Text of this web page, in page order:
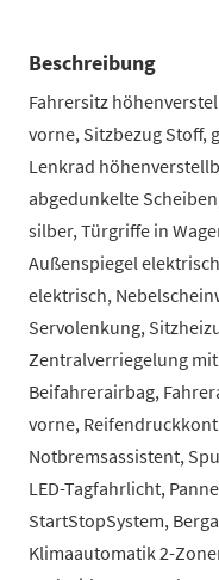
Beschreibung
Fahrersitz
vorne, Sitzbezug Stoff,
Lenkrad
abgedunkelte
silber, Türgriffe in
Außenspiegel
elektrisch,
Servolenkung,
Zentralverriegelung
Beifahrerairbag,
vorne,
Notbremsassistent,
LED-Tagfahrlicht,
StartStopSystem,
Klimaautomatik 2-